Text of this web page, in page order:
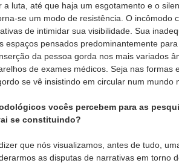
a luta, até que haja um esgotamento e o
se um modo de resistência. O incômodo
de intimidar sua visibilidade. Sua
espaços pensados predominantemente
da pessoa gorda nos mais variados
de exames médicos. Seja nas formas
se vê insistindo em circular num mundo
vocês percebem para as
se constituindo?
que nós visualizamos, antes de tudo,
as disputas de narrativas em torno